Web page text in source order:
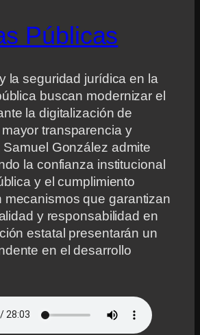
Públicas
la seguridad jurídica en la
buscan modernizar el
la digitalización de
transparencia y
Samuel González admite
la confianza institucional
y el cumplimiento
mecanismos que garantizan
y responsabilidad en
estatal presentarán un
en el desarrollo